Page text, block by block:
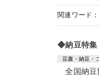
関連ワード：
◆納豆特集
豆腐・納豆・
全国納豆